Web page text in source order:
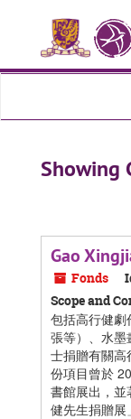
content
Showing
Gao
Fonds
Scope and
包括高行健
張等）、水墨
士捐贈有關高
份項目曾於
書館展出，
健先生捐贈展